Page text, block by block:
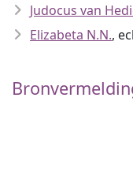
Judocus van
Elizabeta N.N.,